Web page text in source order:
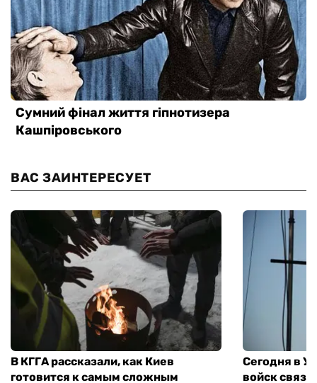
ВАС ЗАИНТЕРЕСУЕТ
В КГГА рассказали, как Киев
готовится к самым сложным
Сегодня в
войск